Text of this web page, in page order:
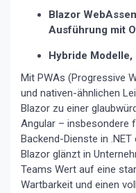
Blazor
Ausführung mit
Hybride
Mit PWAs (Progressive
und nativen-ähnlichen
Blazor zu einer
Angular – insbesondere
Backend-Dienste in .NET
Blazor glänzt in
Teams Wert auf eine
Wartbarkeit und einen